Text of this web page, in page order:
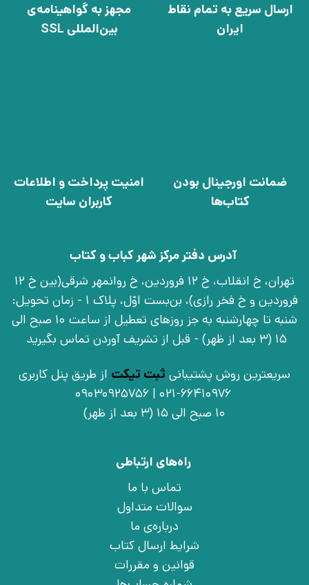
ارسال سریع به تمام نقاط
ایران
مجهز به گواهینامه‌ی
بین‌المللی SSL
ضمانت اورجینال بودن
کتاب‌ها
امنیت پرداخت و اطلاعات
کاربران سایت
آدرس دفتر مرکز شهر کباب و کتاب
تهران، خ انقلاب، خ 12 فروردین، خ روانمهر شرقی(بین خ 12
فروردین و خ فخر رازی)، بن‌بست اوّل، پلاک 1 - زمان تحویل:
شنبه تا چهارشنبه به جز روزهای تعطیل از ساعت 10 صبح الی
15 (3 بعد از ظهر) - قبل از تشریف آوردن تماس بگیرید
سریعترین روش پشتیبانی ثبت تیکت از طریق پنل کاربری
021-66410976 | 09030925756
10 صبح الی 15 (3 بعد از ظهر)
راه‌های ارتباطی
تماس با ما
سوالات متداول
درباره‌ی ما
شرایط ارسال کتاب
قوانین و مقررات